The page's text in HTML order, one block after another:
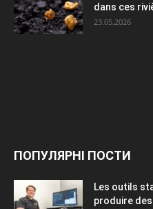
dans ces
23.05.2026
ПОПУЛЯРНІ ПОСТИ
Les outils
produire